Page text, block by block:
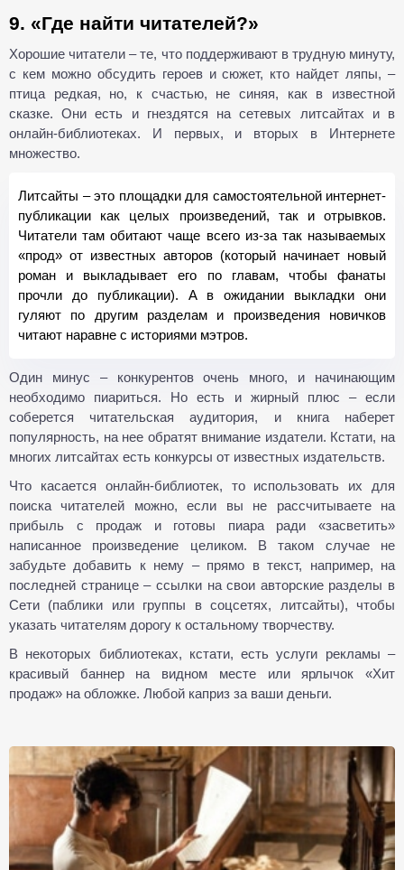
9. «Где найти читателей?»
Хорошие читатели – те, что поддерживают в трудную минуту,
с кем можно обсудить героев и сюжет, кто найдет ляпы, –
птица редкая, но, к счастью, не синяя, как в известной
сказке. Они есть и гнездятся на сетевых литсайтах и в
онлайн-библиотеках. И первых, и вторых в Интернете
множество.
Литсайты – это площадки для самостоятельной интернет-
публикации как целых произведений, так и отрывков.
Читатели там обитают чаще всего из-за так называемых
«прод» от известных авторов (который начинает новый
роман и выкладывает его по главам, чтобы фанаты
прочли до публикации). А в ожидании выкладки они
гуляют по другим разделам и произведения новичков
читают наравне с историями мэтров.
Один минус – конкурентов очень много, и начинающим
необходимо пиариться. Но есть и жирный плюс – если
соберется читательская аудитория, и книга наберет
популярность, на нее обратят внимание издатели. Кстати, на
многих литсайтах есть конкурсы от известных издательств.
Что касается онлайн-библиотек, то использовать их для
поиска читателей можно, если вы не рассчитываете на
прибыль с продаж и готовы пиара ради «засветить»
написанное произведение целиком. В таком случае не
забудьте добавить к нему – прямо в текст, например, на
последней странице – ссылки на свои авторские разделы в
Сети (паблики или группы в соцсетях, литсайты), чтобы
указать читателям дорогу к остальному творчеству.
В некоторых библиотеках, кстати, есть услуги рекламы –
красивый баннер на видном месте или ярлычок «Хит
продаж» на обложке. Любой каприз за ваши деньги.